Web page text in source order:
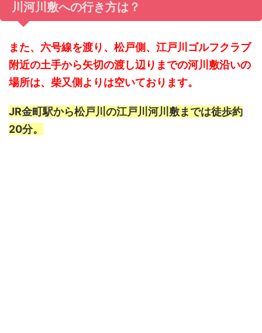
川河川敷への行き方は？
また、六号線を渡り、松戸側、江戸川ゴルフクラブ
附近の土手から矢切の渡し辺りまでの河川敷沿いの
場所は、柴又側よりは空いております。
JR金町駅から松戸川の江戸川河川敷までは徒歩約
20分。